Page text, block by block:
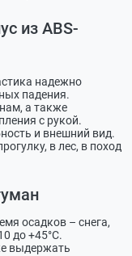
из ABS-
надежно
падения.
а также
с рукой.
и внешний вид.
в лес, в поход
осадков – снега,
до +45°С.
выдержать